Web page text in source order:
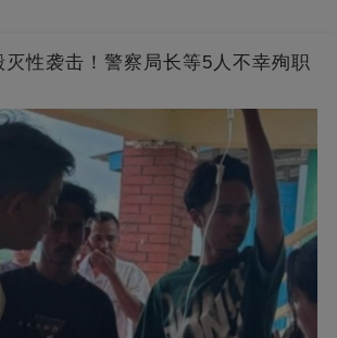
灭性袭击！警察局长等5人不幸殉职